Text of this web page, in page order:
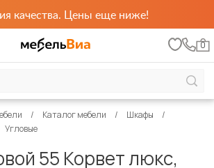
качества. Цены еще ниже!
0
Каталог мебели
Шкафы
Угловые
55 Корвет люкс,